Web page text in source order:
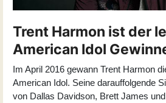
Trent Harmon ist der
American Idol
Im April 2016 gewann Trent Harmon
American Idol. Seine darauffolgende
von Dallas Davidson, Brett James